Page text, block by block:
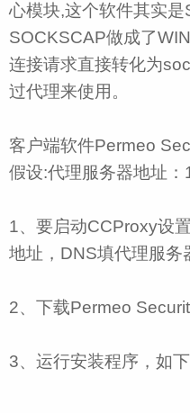
心模块,这个软件其实
SOCKSCAP做成了
连接请求直接转化为
过代理来使用。
客户端软件Permeo
假设:代理服务器地址
1、要启动CCProxy设
地址，DNS填代理服务
2、下载Permeo
3、运行安装程序，如下